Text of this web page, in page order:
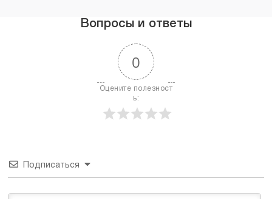
Вопросы и ответы
0
Оцените полезност
ь:
Подписаться